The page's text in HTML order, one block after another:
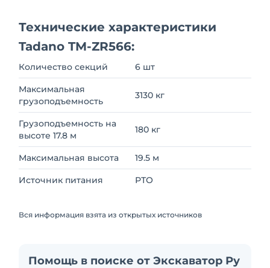
Технические характеристики
Tadano TM-ZR566:
Количество секций 6 шт
Максимальная
грузоподъемность
3130 кг
Грузоподъемность на
высоте 17.8 м
180 кг
Максимальная высота 19.5 м
Источник питания РТО
Вся информация взята из открытых источников
Помощь в поиске от Экскаватор Ру